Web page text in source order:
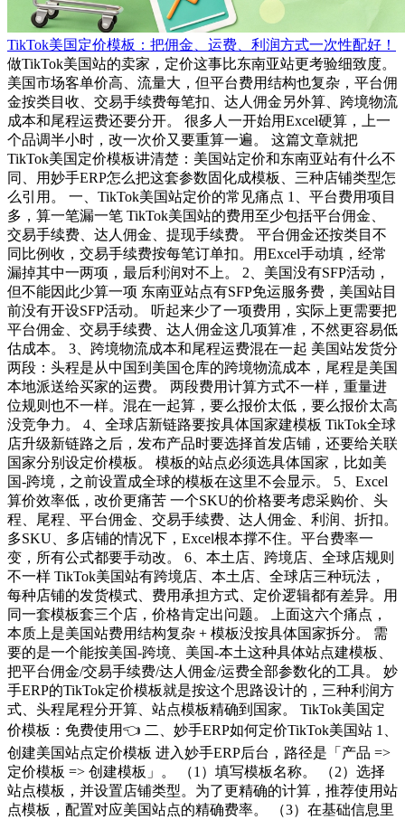
TikTok美国定价模板：把佣金、运费、利润方式一次性配好！
做TikTok美国站的卖家，定价这事比东南亚站更考验细致度。
美国市场客单价高、流量大，但平台费用结构也复杂，平台佣
金按类目收、交易手续费每笔扣、达人佣金另外算、跨境物流
成本和尾程运费还要分开。 很多人一开始用Excel硬算，上一
个品调半小时，改一次价又要重算一遍。 这篇文章就把
TikTok美国定价模板讲清楚：美国站定价和东南亚站有什么不
同、用妙手ERP怎么把这套参数固化成模板、三种店铺类型怎
么引用。 一、TikTok美国站定价的常见痛点 1、平台费用项目
多，算一笔漏一笔 TikTok美国站的费用至少包括平台佣金、
交易手续费、达人佣金、提现手续费。 平台佣金还按类目不
同比例收，交易手续费按每笔订单扣。用Excel手动填，经常
漏掉其中一两项，最后利润对不上。 2、美国没有SFP活动，
但不能因此少算一项 东南亚站点有SFP免运服务费，美国站目
前没有开设SFP活动。 听起来少了一项费用，实际上更需要把
平台佣金、交易手续费、达人佣金这几项算准，不然更容易低
估成本。 3、跨境物流成本和尾程运费混在一起 美国站发货分
两段：头程是从中国到美国仓库的跨境物流成本，尾程是美国
本地派送给买家的运费。 两段费用计算方式不一样，重量进
位规则也不一样。混在一起算，要么报价太低，要么报价太高
没竞争力。 4、全球店新链路要按具体国家建模板 TikTok全球
店升级新链路之后，发布产品时要选择首发店铺，还要给关联
国家分别设定价模板。 模板的站点必须选具体国家，比如美
国-跨境，之前设置成全球的模板在这里不会显示。 5、Excel
算价效率低，改价更痛苦 一个SKU的价格要考虑采购价、头
程、尾程、平台佣金、交易手续费、达人佣金、利润、折扣。
多SKU、多店铺的情况下，Excel根本撑不住。平台费率一
变，所有公式都要手动改。 6、本土店、跨境店、全球店规则
不一样 TikTok美国站有跨境店、本土店、全球店三种玩法，
每种店铺的发货模式、费用承担方式、定价逻辑都有差异。用
同一套模板套三个店，价格肯定出问题。 上面这六个痛点，
本质上是美国站费用结构复杂 + 模板没按具体国家拆分。 需
要的是一个能按美国-跨境、美国-本土这种具体站点建模板、
把平台佣金/交易手续费/达人佣金/运费全部参数化的工具。 妙
手ERP的TikTok定价模板就是按这个思路设计的，三种利润方
式、头程尾程分开算、站点模板精确到国家。 TikTok美国定
价模板：免费使用👈 二、妙手ERP如何定价TikTok美国站 1、
创建美国站点定价模板 进入妙手ERP后台，路径是「产品 =>
定价模板 => 创建模板」。 （1）填写模板名称。 （2）选择
站点模板，并设置店铺类型。为了更精确的计算，推荐使用站
点模板，配置对应美国站点的精确费率。 （3）在基础信息里